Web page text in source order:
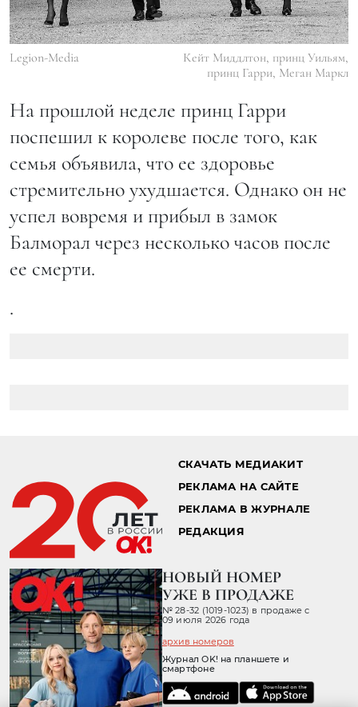
Legion-Media
Кейт Миддлтон, принц Уильям,
принц Гарри, Меган Маркл
На прошлой неделе принц Гарри
поспешил к королеве после того, как
семья объявила, что ее здоровье
стремительно ухудшается. Однако он не
успел вовремя и прибыл в замок
Балморал через несколько часов после
ее смерти.
.
14.09.2022 16:09
МНОГОСЛОВНЫЙ БЕН:
СВАДЕБНАЯ КЛЯТВА АФФЛЕКА
ЗАНЯЛА 12 СТРАНИЦ ТЕКСТА
«Даже хладнокровный робот ушел бы с этой
церемонии со словами: «Боже мой,
настоящая любовь существует!»